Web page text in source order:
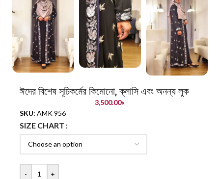
ঈদের বিশেষ সূচিকর্মের কিমোনো, ক্লাসি এবং অনন্য লুক
3,500.00৳
SKU: AMK 956
SIZE CHART
- +